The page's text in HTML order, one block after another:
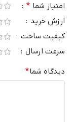
امتیاز شما *
ارزش خرید
کیفیت ساخت
سرعت ارسال
دیدگاه شما*